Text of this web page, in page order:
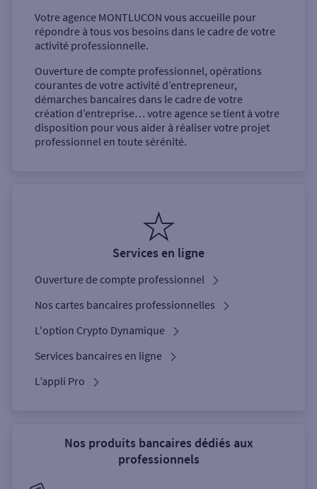
Votre agence MONTLUCON vous accueille pour
répondre à tous vos besoins dans le cadre de votre
activité professionnelle.
Ouverture de compte professionnel, opérations
courantes de votre activité d’entrepreneur,
démarches bancaires dans le cadre de votre
création d’entreprise… votre agence se tient à votre
disposition pour vous aider à réaliser votre projet
professionnel en toute sérénité.
Services en ligne
Ouverture de compte professionnel
Nos cartes bancaires professionnelles
L'option Crypto Dynamique
Services bancaires en ligne
L’appli Pro
Nos produits bancaires dédiés aux
professionnels